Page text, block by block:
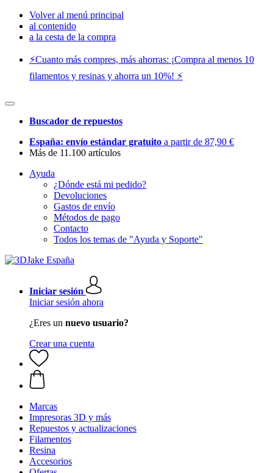
Volver al menú principal
al contenido
a la cesta de la compra
⚡️Cuanto más compres, más ahorras: ¡Compra al menos 10
filamentos y resinas y ahorra un 10%! ⚡️
Buscador de repuestos
España: envío estándar gratuito a partir de 87,90 €
Más de 11.100 artículos
Ayuda
¿Dónde está mi pedido?
Devoluciones
Gastos de envío
Métodos de pago
Contacto
Todos los temas de "Ayuda y Soporte"
Iniciar sesión
Iniciar sesión ahora
¿Eres un nuevo usuario?
Crear una cuenta
Marcas
Impresoras 3D y más
Repuestos y actualizaciones
Filamentos
Resina
Accesorios